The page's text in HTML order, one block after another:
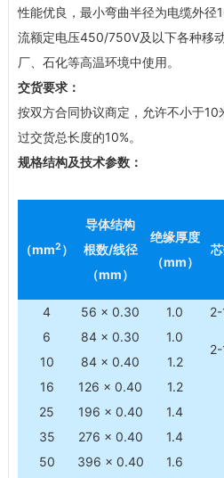
性能优良，最小弯曲半径为电缆外径
流额定电压450/750V及以下各种移
厂、石化等高温环境中使用。
交货要求：
按双方合同协议商定，允许不小于10
过交货总长度的10%。
规格结构及技术参数：
（mm2 ）
导体结构
根数/线径
（mm）
绝缘厚度
（mm）
4 56 × 0.30 1.0
6
84 × 0.30
1.0
10
84 × 0.40 1.2
16
126 × 0.40 1.2
25
196 × 0.40 1.4
35
276 × 0.40 1.4
50
396 × 0.40 1.6